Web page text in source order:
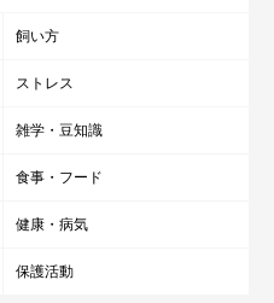
飼い方
ストレス
雑学・豆知識
食事・フード
健康・病気
保護活動